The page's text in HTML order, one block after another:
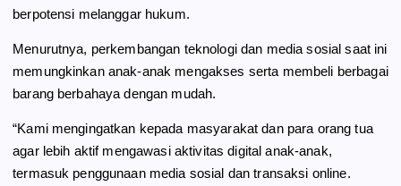
berpotensi melanggar hukum.
Menurutnya, perkembangan teknologi dan media sosial saat ini
memungkinkan anak-anak mengakses serta membeli berbagai
barang berbahaya dengan mudah.
“Kami mengingatkan kepada masyarakat dan para orang tua
agar lebih aktif mengawasi aktivitas digital anak-anak,
termasuk penggunaan media sosial dan transaksi online.